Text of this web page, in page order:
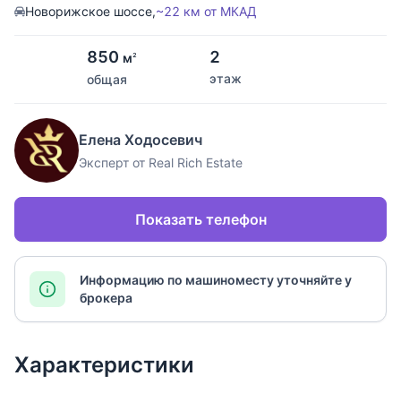
Новорижское шоссе,~22 км от МКАД
850 м2
общая
2
этаж
Елена Ходосевич
Эксперт от Real Rich Estate
Показать телефон
Информацию по машиноместу уточняйте у
брокера
Характеристики